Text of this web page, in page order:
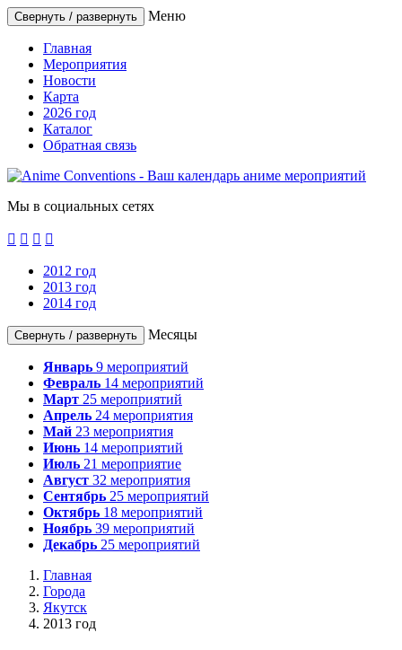
Свернуть / развернуть Меню
Главная
Мероприятия
Новости
Карта
2026 год
Каталог
Обратная связь
Мы в социальных сетях
   
2012 год
2013 год
2014 год
Свернуть / развернуть Месяцы
Январь 9 мероприятий
Февраль 14 мероприятий
Март 25 мероприятий
Апрель 24 мероприятия
Май 23 мероприятия
Июнь 14 мероприятий
Июль 21 мероприятие
Август 32 мероприятия
Сентябрь 25 мероприятий
Октябрь 18 мероприятий
Ноябрь 39 мероприятий
Декабрь 25 мероприятий
Главная
Города
Якутск
2013 год